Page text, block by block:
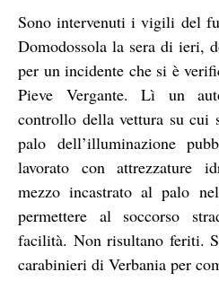
Sono intervenuti i vigili del
Domodossola la sera di ieri,
per un incidente che si è
Pieve Vergante. Lì un
controllo della vettura su cui
palo dell’illuminazione
lavorato con attrezzature
mezzo incastrato al palo
permettere al soccorso
facilità. Non risultano feriti.
carabinieri di Verbania per